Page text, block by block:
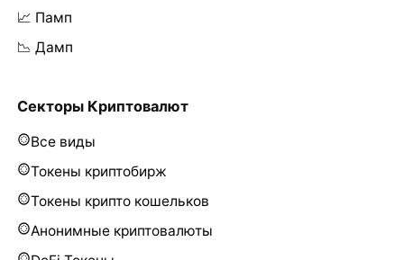
📈 Памп
📉 Дамп
Секторы Криптовалют
Все виды
Токены криптобирж
Токены крипто кошельков
Анонимные криптовалюты